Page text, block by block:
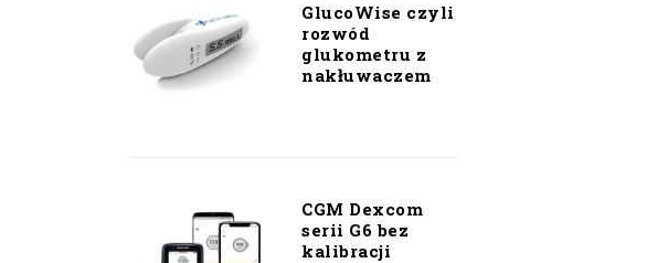
GlucoWise czyli
rozwód
glukometru z
nakłuwaczem
CGM Dexcom
serii G6 bez
kalibracji